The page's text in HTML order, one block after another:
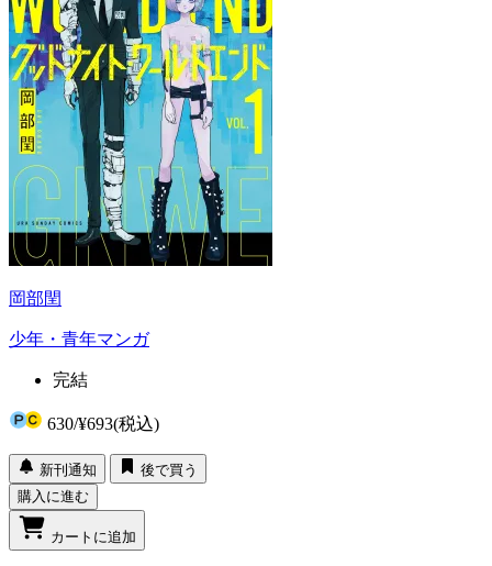
岡部閏
少年・青年マンガ
完結
630/¥693(税込)
新刊通知
後で買う
購入に進む
カートに追加